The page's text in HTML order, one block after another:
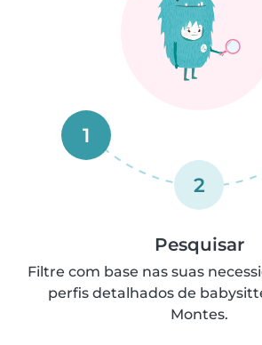
1
2
Pesquisar
Filtre com base nas suas
perfis detalhados de
Montes.